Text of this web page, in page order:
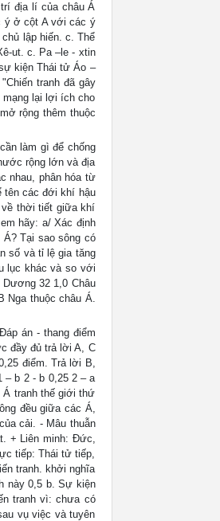
địa lí của châu Á
ý ở cột A với các ý
lập hiến. c. Thể
ut. c. Pa –le - xtin
kiện Thái tử Áo –
tranh đã gây
mạng lại lợi ích cho
rộng thêm thuộc
làm gì để chống
rộng lớn và địa
nhau, phân hóa từ
tên các đới khí hậu
về thời tiết giữa khí
hãy: a/ Xác định
Tại sao sông có
số và tỉ lệ gia tăng
lục khác và so với
Dương 32 1,0 Châu
Nga thuộc châu Á.
án - thang điểm
đầy đủ trả lời A, C
điểm. Trả lời B,
– b 2 - b 0,25 2 – a
Á tranh thế giới thứ
đều giữa các Á,
cải. - Mâu thuẫn
+ Liên minh: Đức,
tiếp: Thái tử tiếp,
tranh. khởi nghĩa
này 0,5 b. Sự kiện
tranh vì: chưa có
vụ việc và tuyên